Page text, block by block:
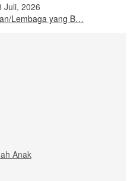
Juli, 2026
Lembaga yang B…
Anak